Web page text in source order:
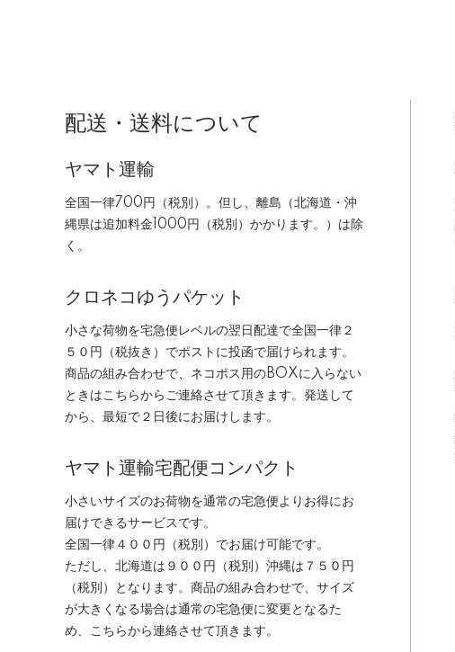
配送・送料について
ヤマト運輸
全国一律700円（税別）。但し、離島（北海道・沖
縄県は追加料金1000円（税別）かかります。）は除
く。
クロネコゆうパケット
小さな荷物を宅急便レベルの翌日配達で全国一律２
５０円（税抜き）でポストに投函で届けられます。
商品の組み合わせで、ネコポス用のBOXに入らない
ときはこちらからご連絡させて頂きます。発送して
から、最短で２日後にお届けします。
ヤマト運輸宅配便コンパクト
小さいサイズのお荷物を通常の宅急便よりお得にお
届けできるサービスです。
全国一律４００円（税別）でお届け可能です。
ただし、北海道は９００円（税別）沖縄は７５０円
（税別）となります。商品の組み合わせで、サイズ
が大きくなる場合は通常の宅急便に変更となるた
め、こちらから連絡させて頂きます。